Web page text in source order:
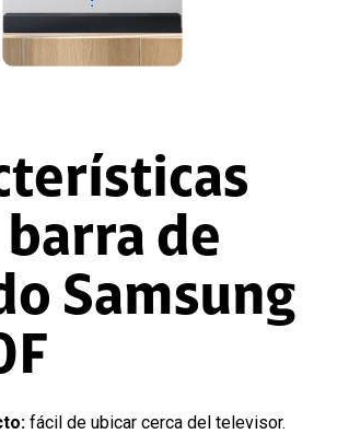
de
Samsung
fácil de ubicar cerca del televisor.